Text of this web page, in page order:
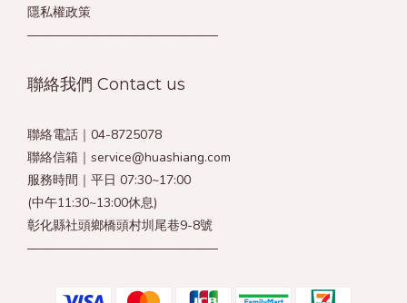
隱私權政策
———————————————
聯絡我們 Contact us
聯絡電話｜04-8725078
聯絡信箱｜service@huashiang.com
服務時間｜平日 07:30~17:00
(中午11:30~13:00休息)
彰化縣社頭鄉橋頭村圳尾巷9-8號
———————————————